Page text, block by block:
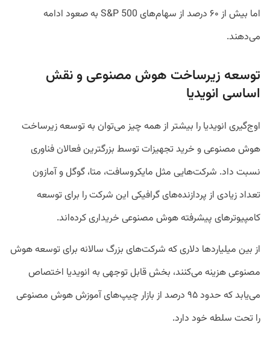
اما بیش از ۶۰ درصد از سهام‌های S&P 500 به صعود ادامه
می‌دهند.
توسعه زیرساخت هوش مصنوعی و نقش
اساسی انویدیا
اوج‌گیری انویدیا را بیشتر از همه چیز می‌توان به توسعه زیرساخت
هوش مصنوعی و خرید تجهیزات توسط بزرگترین فعالان فناوری
نسبت داد. شرکت‌هایی مثل مایکروسافت، متا، گوگل و آمازون
تعداد زیادی از پردازنده‌های گرافیکی این شرکت را برای توسعه
کامپیوتر‌های پیشرفته هوش مصنوعی خریداری کرده‌اند.
از بین میلیارد‌ها دلاری که شرکت‌های بزرگ سالانه برای توسعه هوش
مصنوعی هزینه می‌کنند، بخش قابل توجهی به انویدیا اختصاص
می‌یابد که حدود ۹۵ درصد از بازار چیپ‌های آموزش هوش مصنوعی
را تحت سلطه خود دارد.